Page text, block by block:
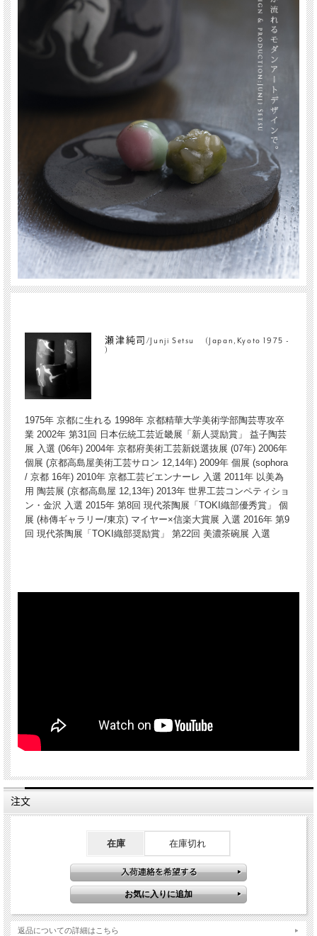
瀬津純司/Junji Setsu (Japan,Kyoto 1975 -
)
1975年 京都に生れる 1998年 京都精華大学美術学部陶芸専攻卒
業 2002年 第31回 日本伝統工芸近畿展「新人奨励賞」 益子陶芸
展 入選 (06年) 2004年 京都府美術工芸新鋭選抜展 (07年) 2006年
個展 (京都高島屋美術工芸サロン 12,14年) 2009年 個展 (sophora
/ 京都 16年) 2010年 京都工芸ビエンナーレ 入選 2011年 以美為
用 陶芸展 (京都高島屋 12,13年) 2013年 世界工芸コンペティショ
ン・金沢 入選 2015年 第8回 現代茶陶展「TOKI織部優秀賞」 個
展 (柿傳ギャラリー/東京) マイヤー×信楽大賞展 入選 2016年 第9
回 現代茶陶展「TOKI織部奨励賞」 第22回 美濃茶碗展 入選
注文
在庫 在庫切れ
返品についての詳細はこちら